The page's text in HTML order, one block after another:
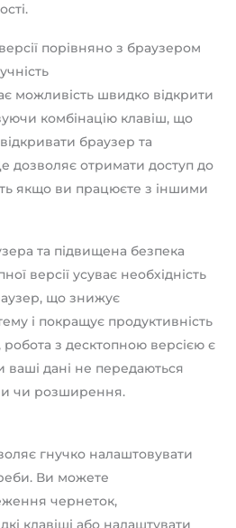
порівняно з браузером
можливість швидко відкрити
комбінацію клавіш, що
браузер та
дозволяє отримати доступ до
якщо ви працюєте з іншими
та підвищена безпека
версії усуває необхідність
що знижує
і покращує продуктивність
робота з десктопною версією є
ваші дані не передаються
чи розширення.
гнучко налаштовувати
Ви можете
чернеток,
клавіші або налаштувати